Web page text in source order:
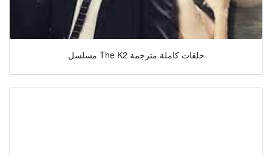
مسلسل The K2 حلقات كاملة مترجمة